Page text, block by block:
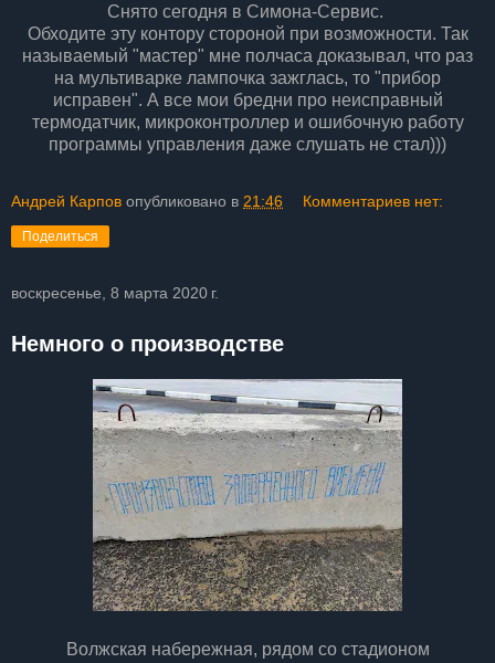
Снято сегодня в Симона-Сервис.
Обходите эту контору стороной при возможности. Так
называемый "мастер" мне полчаса доказывал, что раз
на мультиварке лампочка зажглась, то "прибор
исправен". А все мои бредни про неисправный
термодатчик, микроконтроллер и ошибочную работу
программы управления даже слушать не стал)))
Андрей Карпов опубликовано в 21:46 Комментариев нет:
Поделиться
воскресенье, 8 марта 2020 г.
Немного о производстве
Волжская набережная, рядом со стадионом